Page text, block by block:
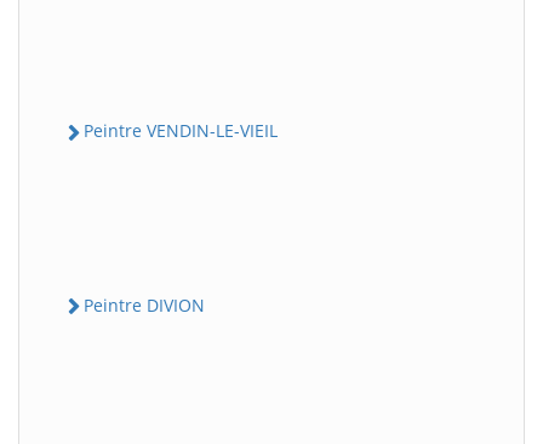
Peintre VENDIN-LE-VIEIL
Peintre DIVION